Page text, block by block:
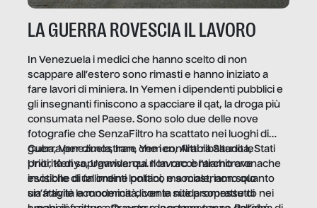
LA GUERRA ROVESCIA IL LAVORO
In Venezuela i medici che hanno scelto di non
scappare all’estero sono rimasti e hanno iniziato a
fare lavori di miniera. In Yemen i dipendenti pubblici e
gli insegnanti finiscono a spacciare il qat, la droga più
consumata nel Paese. Sono solo due delle nove
fotografie che SenzaFiltro ha scattato nei luoghi di
guerra per dimostrare che i conflitti ribaltano le
priorità di sopravvivenza. Il lavoro è l’architrave
invisibile di un ordine politico e sociale, non solo
un’attività economica: diventa nitida soprattutto nei
Cuba, Venezuela, Iran, Yemen, Arabia Saudita, Stati
Uniti, Kenya, Uganda: qui non raccontiamo cronache
esotiche di fallimenti lontani, ma mostriamo quanto
sia fragile la modernità, con le sue promesse di